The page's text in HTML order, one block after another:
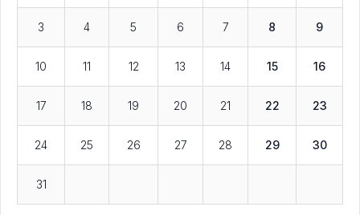
3 4 5 6 7 8 9
10 11 12 13 14 15 16
17 18 19 20 21 22 23
24 25 26 27 28 29 30
31